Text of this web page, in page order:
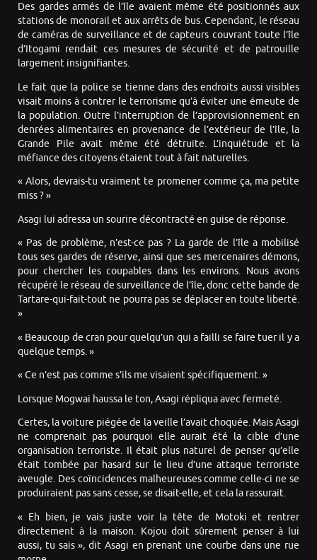
Des gardes armés de l’île avaient même été positionnés aux
stations de monorail et aux arrêts de bus. Cependant, le réseau
de caméras de surveillance et de capteurs couvrant toute l’île
d’Itogami rendait ces mesures de sécurité et de patrouille
largement insignifiantes.
Le fait que la police se tienne dans des endroits aussi visibles
visait moins à contrer le terrorisme qu’à éviter une émeute de
la population. Outre l’interruption de l’approvisionnement en
denrées alimentaires en provenance de l’extérieur de l’île, la
Grande Pile avait même été détruite. L’inquiétude et la
méfiance des citoyens étaient tout à fait naturelles.
« Alors, devrais-tu vraiment te promener comme ça, ma petite
miss ? »
Asagi lui adressa un sourire décontracté en guise de réponse.
« Pas de problème, n’est-ce pas ? La garde de l’île a mobilisé
tous ses gardes de réserve, ainsi que ses mercenaires démons,
pour chercher les coupables dans les environs. Nous avons
récupéré le réseau de surveillance de l’île, donc cette bande de
Tartare-qui-fait-tout ne pourra pas se déplacer en toute liberté.
»
« Beaucoup de cran pour quelqu’un qui a failli se faire tuer il y a
quelque temps. »
« Ce n’est pas comme s’ils me visaient spécifiquement. »
Lorsque Mogwai haussa le ton, Asagi répliqua avec fermeté.
Certes, la voiture piégée de la veille l’avait choquée. Mais Asagi
ne comprenait pas pourquoi elle aurait été la cible d’une
organisation terroriste. Il était plus naturel de penser qu’elle
était tombée par hasard sur le lieu d’une attaque terroriste
aveugle. Des coïncidences malheureuses comme celle-ci ne se
produiraient pas sans cesse, se disait-elle, et cela la rassurait.
« Eh bien, je vais juste voir la tête de Motoki et rentrer
directement à la maison. Kojou doit sûrement penser à lui
aussi, tu sais », dit Asagi en prenant une courbe dans une rue